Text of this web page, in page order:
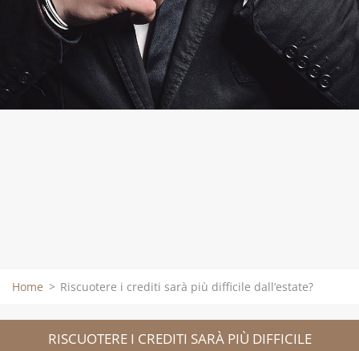
Home > Riscuotere i crediti sarà più difficile dall’estate?
RISCUOTERE I CREDITI SARÀ PIÙ DIFFICILE